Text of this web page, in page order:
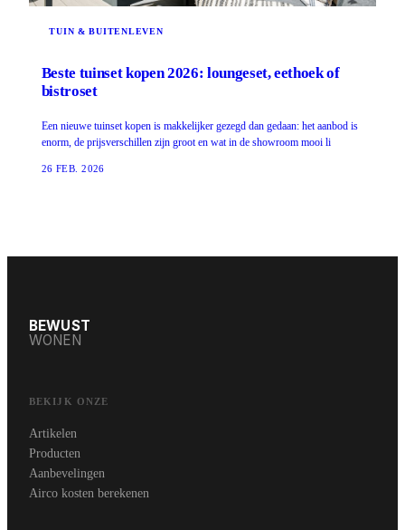
TUIN & BUITENLEVEN
Beste tuinset kopen 2026: loungeset, eethoek of
bistroset
Een nieuwe tuinset kopen is makkelijker gezegd dan gedaan: het aanbod is
enorm, de prijsverschillen zijn groot en wat in de showroom mooi li
26 FEB. 2026
BEWUST
WONEN
BEKIJK ONZE
Artikelen
Producten
Aanbevelingen
Airco kosten berekenen